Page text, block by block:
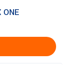
ONE